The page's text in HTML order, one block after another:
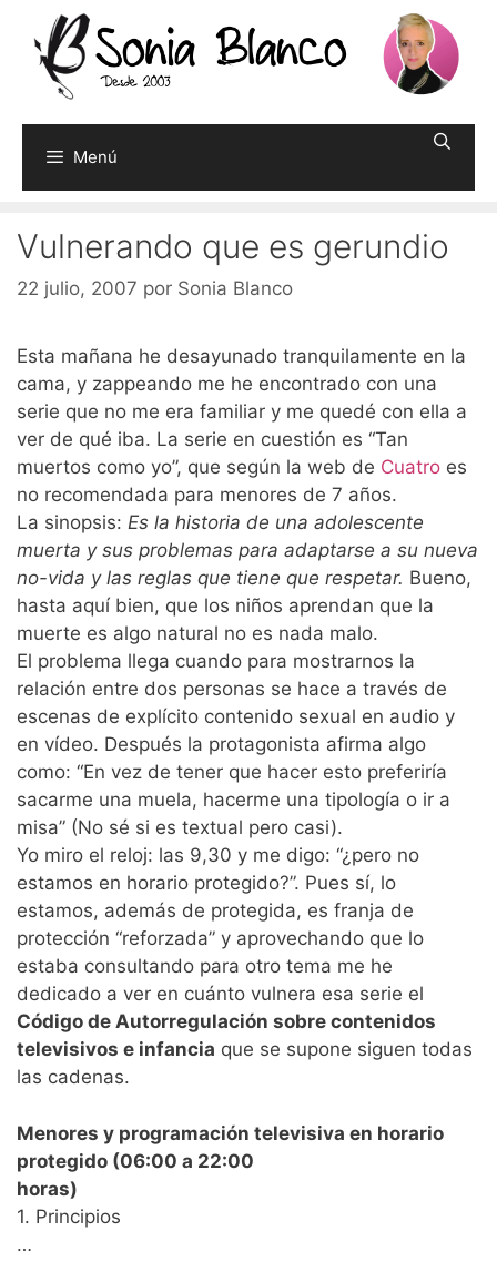
contenido
Menú
Vulnerando que es gerundio
22 julio, 2007 por Sonia Blanco
Esta mañana he desayunado tranquilamente en la
cama, y zappeando me he encontrado con una
serie que no me era familiar y me quedé con ella a
ver de qué iba. La serie en cuestión es “Tan
muertos como yo”, que según la web de Cuatro es
no recomendada para menores de 7 años.
La sinopsis: Es la historia de una adolescente
muerta y sus problemas para adaptarse a su nueva
no-vida y las reglas que tiene que respetar. Bueno,
hasta aquí bien, que los niños aprendan que la
muerte es algo natural no es nada malo.
El problema llega cuando para mostrarnos la
relación entre dos personas se hace a través de
escenas de explícito contenido sexual en audio y
en vídeo. Después la protagonista afirma algo
como: “En vez de tener que hacer esto preferiría
sacarme una muela, hacerme una tipología o ir a
misa” (No sé si es textual pero casi).
Yo miro el reloj: las 9,30 y me digo: “¿pero no
estamos en horario protegido?”. Pues sí, lo
estamos, además de protegida, es franja de
protección “reforzada” y aprovechando que lo
estaba consultando para otro tema me he
dedicado a ver en cuánto vulnera esa serie el
Código de Autorregulación sobre contenidos
televisivos e infancia que se supone siguen todas
las cadenas.
Menores y programación televisiva en horario
protegido (06:00 a 22:00
horas)
1. Principios
…